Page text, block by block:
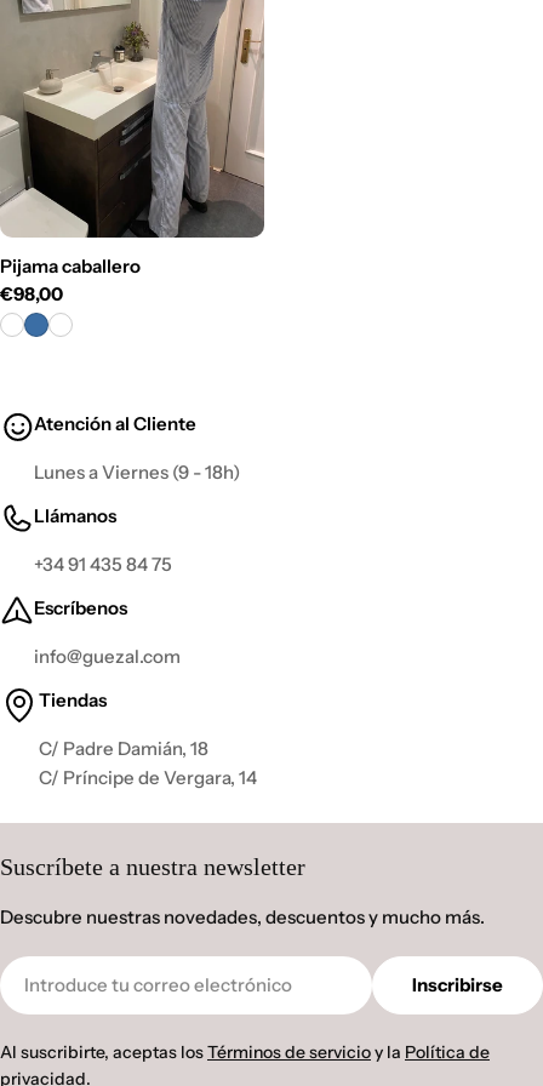
n
Pijama caballero
Precio
habitual
€98,00
Atención al Cliente
Lunes a Viernes (9 - 18h)
Llámanos
+34 91 435 84 75
Escríbenos
info@guezal.com
Tiendas
C/ Padre Damián, 18
C/ Príncipe de Vergara, 14
Suscríbete a nuestra newsletter
Descubre nuestras novedades, descuentos y mucho más.
Correo
electrónico
Inscribirse
Al suscribirte, aceptas losTérminos de servicioy la Política de
privacidad.